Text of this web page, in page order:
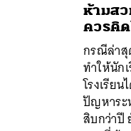
ห้ามส
ควรคิ
กรณีล่าสุ
ทำให้นัก
โรงเรีย
ปัญหาระ
สิบกว่าปี